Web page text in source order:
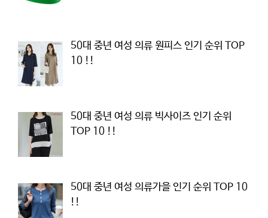
50대 중년 여성 의류 원피스 인기 순위 TOP
10 !!
50대 중년 여성 의류 빅사이즈 인기 순위
TOP 10 !!
50대 중년 여성 의류가을 인기 순위 TOP 10
!!